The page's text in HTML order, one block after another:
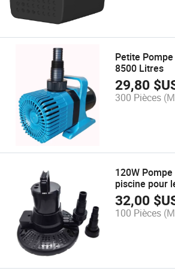
Petite
8500 Litres
29,80
300 Pièces
120W
piscine pour
32,00
100 Pièces